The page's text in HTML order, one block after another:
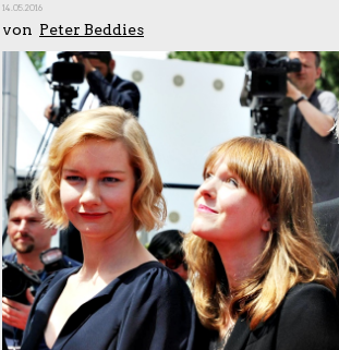
14.05.2016
von Peter Beddies